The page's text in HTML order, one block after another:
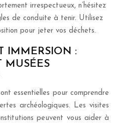
irrespectueux, n’hésitez
de conduite à tenir. Utilisez
pour jeter vos déchets.
IMMERSION :
MUSÉES
essentielles pour comprendre
archéologiques. Les visites
peuvent vous aider à